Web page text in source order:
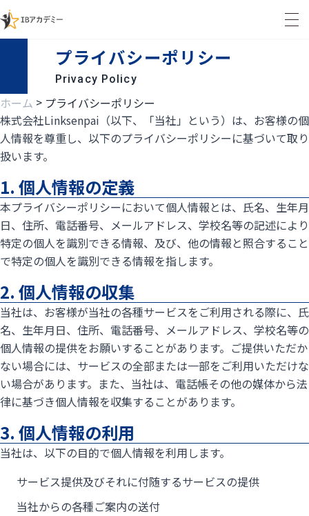
プライバシーポリシー
Privacy Policy
ホーム > プライバシーポリシー
株式会社Linksenpai（以下、「当社」という）は、お客様の個
人情報を尊重し、以下のプライバシーポリシーに基づいて取り
扱います。
1. 個人情報の定義
本プライバシーポリシーにおいて個人情報とは、氏名、生年月
日、住所、電話番号、メールアドレス、学校名等の記述により
特定の個人を識別できる情報、及び、他の情報と照合すること
で特定の個人を識別できる情報を指します。
2. 個人情報の収集
当社は、お客様が当社の各種サービスをご利用される際に、氏
名、生年月日、住所、電話番号、メールアドレス、学校名等の
個人情報の提供をお願いすることがあります。ご提供いただか
ない場合には、サービスの全部または一部をご利用いただけな
い場合があります。また、当社は、電話帳その他の媒体から法
律に基づき個人情報を収集することがあります。
3. 個人情報の利用
当社は、以下の目的で個人情報を利用します。
サービス提供及びそれに付随するサービスの提供
当社からの各種ご案内の送付